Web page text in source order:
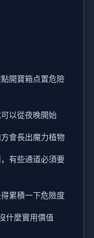
開寶箱点置危險
以從夜晚開始
會長出魔力植物
有些通道必須要
累積一下危險度
什麼實用價值